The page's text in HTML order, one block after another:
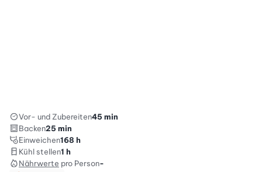
Vor- und Zubereiten45 min
Backen25 min
Einweichen168 h
Kühl stellen1 h
Nährwerte pro Person-